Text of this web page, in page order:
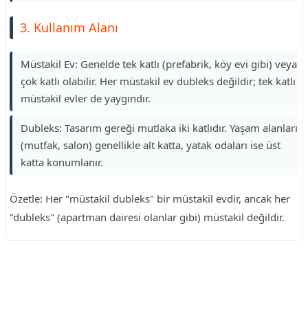
3. Kullanım Alanı
Müstakil Ev: Genelde tek katlı (prefabrik, köy evi gibi) veya
çok katlı olabilir. Her müstakil ev dubleks değildir; tek katlı
müstakil evler de yaygındır.
Dubleks: Tasarım gereği mutlaka iki katlıdır. Yaşam alanları
(mutfak, salon) genellikle alt katta, yatak odaları ise üst
katta konumlanır.
Özetle: Her "müstakil dubleks" bir müstakil evdir, ancak her
"dubleks" (apartman dairesi olanlar gibi) müstakil değildir.